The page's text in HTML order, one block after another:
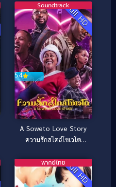
Full HD
5.4
Soundtrack
A Soweto Love Story
ความรักสไตล์โซเวโต
Full HD
พากย์ไทย